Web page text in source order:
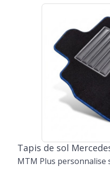
Tapis de sol
MTM Plus personnalise